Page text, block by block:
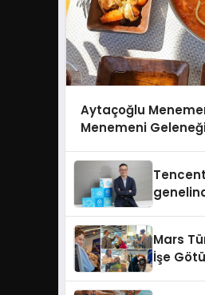
Aytaçoğlu
Menemeni
Mars
İşe